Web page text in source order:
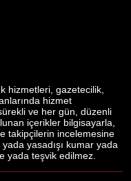
hizmetleri, gazetecilik,
hizmet
ve her gün, düzenli
içerikler bilgisayarla,
takipçilerin incelemesine
yasadışı kumar yada
yada teşvik edilmez.